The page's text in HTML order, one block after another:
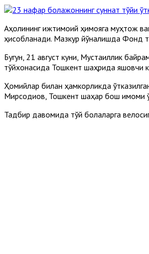
Аҳолининг ижтимоий ҳимояга муҳтож
ҳисобланади. Мазкур йўналишда Фонд
Бугун, 21 август куни, Мустақиллик
тўйхонасида Тошкент шаҳрида яшовчи
Ҳомийлар билан ҳамкорликда
Мирсодиқов, Тошкент шаҳар бош
Тадбир давомида тўй болаларга